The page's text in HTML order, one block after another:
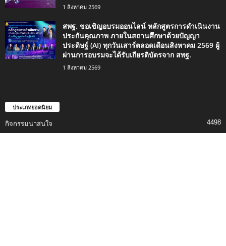
1 สิงหาคม 2569
สพฐ. ขอเชิญอบรมออนไลน์ หลักสูตรการดำเนินงาน
ประกันคุณภาพ ภายในสถานศึกษาด้วยปัญญา
ประดิษฐ์ (AI) ทุกวันเสาร์ตลอดเดือนสิงหาคม 2569 ผู้
ผ่านการอบรมจะได้รับเกียรติบัตรจาก สพฐ.
1 สิงหาคม 2569
ประเภทยอดนิยม
กิจกรรมน่าสนใจ 4498